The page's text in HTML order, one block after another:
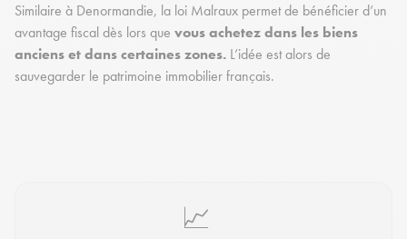
Similaire à Denormandie, la loi Malraux permet de bénéficier d’un
avantage fiscal dès lors que vous achetez dans les biens
anciens et dans certaines zones. L’idée est alors de
sauvegarder le patrimoine immobilier français.
📈